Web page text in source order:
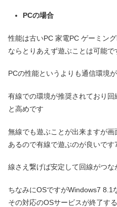
PCの場合
性能は古いPC 家電PC ゲーミン
ならとりあえず遊ぶことは可能で
PCの性能というよりも通信環境
有線での環境が推奨されており
と高めです
無線でも遊ぶことが出来ますが
あるので有線で遊ぶのが良いです
線さえ繋げば安定して回線がつ
ちなみにOSですがWindows7 8.1
その対応のOSサービスが終了す